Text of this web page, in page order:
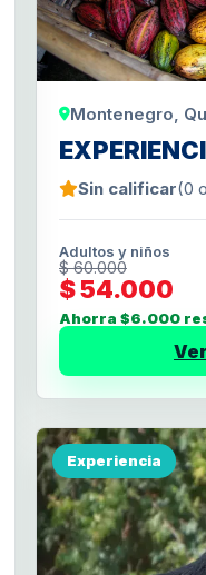
Montenegro,
Sin calificar(0
Adultos y niños
$ 60.000
$ 54.000
Ahorra $6.000
Experiencia